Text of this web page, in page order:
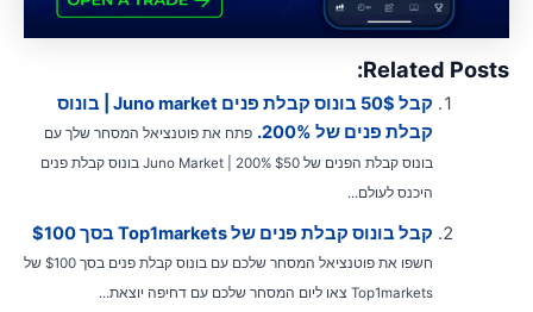
Related
קבל 50$ בונוס קבלת פנים Juno market | בונוס
קבלת פנים של 200%.
פתח את פוטנציאל המסחר שלך עם
בונוס קבלת הפנים של $50 Juno Market | 200% בונוס קבלת פנים
היכנס לעולם...
קבל בונוס קבלת פנים של Top1markets בסך $100
חשפו את פוטנציאל המסחר שלכם עם בונוס קבלת פנים בסך $100 של
Top1markets צאו ליום המסחר שלכם עם דחיפה יוצאת...